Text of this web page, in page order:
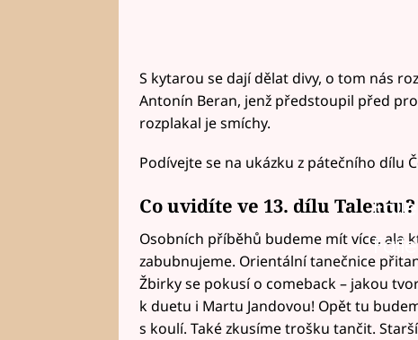
S kytarou se dají dělat divy, o tom nás
Antonín Beran, jenž předstoupil před
rozplakal je smíchy.
Podívejte se na ukázku z pátečního dílu
Co uvidíte ve 13. dílu Talentu?
Osobních příběhů budeme mít více, ale
zabubnujeme. Orientální tanečnice
Žbirky se pokusí o comeback – jakou
k duetu i Martu Jandovou! Opět tu
s koulí. Také zkusíme trošku tančit.